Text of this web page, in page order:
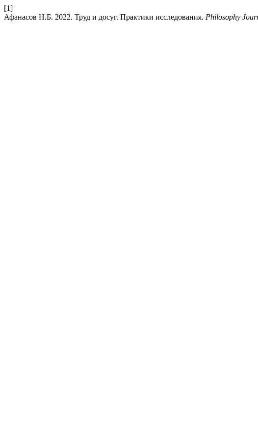
[1]
Афанасов Н.Б. 2022. Труд и досуг. Практики исследования. Philosophy